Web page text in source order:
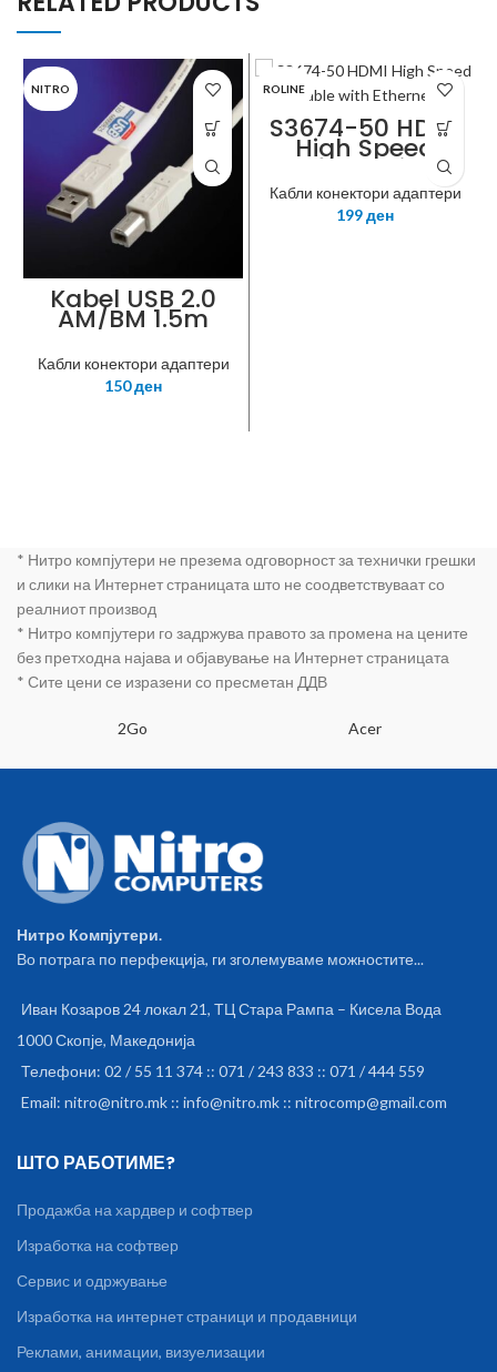
NITRO
Kabel USB 2.0
AM/BM 1.5m
BLACK
Кабли конектори адаптери
150ден
ROLINE
S3674-50 HDMI
High Speed
Cable with
Ethernet, M/M,
black, 5m
Кабли конектори адаптери
199ден
* Нитро компјутери не презема одговорност за технички грешки
и слики на Интернет страницата што не соодветствуваат со
реалниот производ
* Нитро компјутери го задржува правото за промена на цените
без претходна најава и објавување на Интернет страницата
* Сите цени се изразени со пресметан ДДВ
2Go Acer
Нитро Компјутери.
Во потрага по перфекција, ги зголемуваме можностите...
Иван Козаров 24 локал 21, ТЦ Стара Рампа – Кисела Вода
1000 Скопје, Македонија
Телефони: 02 / 55 11 374 :: 071 / 243 833 :: 071 / 444 559
Email: nitro@nitro.mk :: info@nitro.mk :: nitrocomp@gmail.com
ШТО РАБОТИМЕ?
Продажба на хардвер и софтвер
Изработка на софтвер
Сервис и одржување
Изработка на интернет страници и продавници
Реклами, анимации, визуелизации